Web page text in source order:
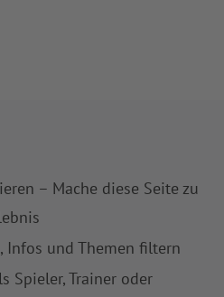
– Mache diese Seite zu
Infos und Themen filtern
Spieler, Trainer oder